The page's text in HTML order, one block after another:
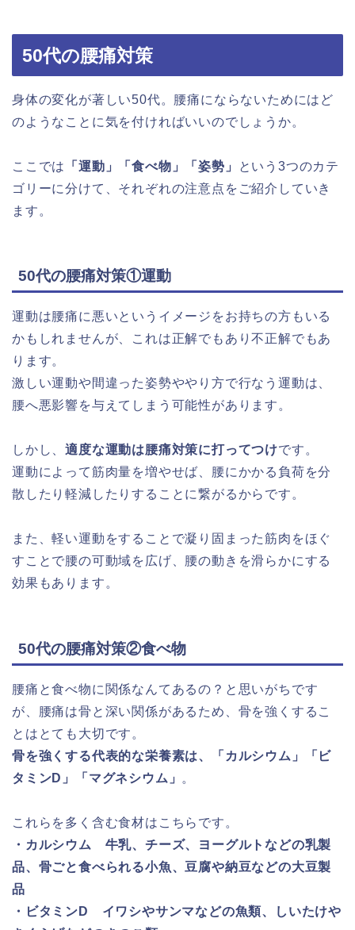
50代の腰痛対策
身体の変化が著しい50代。腰痛にならないためにはど
のようなことに気を付ければいいのでしょうか。
ここでは 「運動」「食べ物」「姿勢」
という3つのカテ
ゴリーに分けて、それぞれの注意点をご紹介していき
ます。
50代の腰痛対策①運動
運動は腰痛に悪いというイメージをお持ちの方もいる
かもしれませんが、これは正解でもあり不正解でもあ
ります。
激しい運動や間違った姿勢ややり方で行なう運動は、
腰へ悪影響を与えてしまう可能性があります。
しかし、適度な運動は腰痛対策に打ってつけです。
運動によって筋肉量を増やせば、腰にかかる負荷を分
散したり軽減したりすることに繋がるからです。
また、軽い運動をすることで凝り固まった筋肉をほぐ
すことで腰の可動域を広げ、腰の動きを滑らかにする
効果もあります。
50代の腰痛対策②食べ物
腰痛と食べ物に関係なんてあるの？と思いがちです
が、腰痛は骨と深い関係があるため、骨を強くするこ
とはとても大切です。
骨を強くする代表的な栄養素は、「カルシウム」「ビ
タミンD」「マグネシウム」 。
これらを多く含む食材はこちらです。
・カルシウム 牛乳、チーズ、ヨーグルトなどの乳製
品、骨ごと食べられる小魚、豆腐や納豆などの大豆製
品
・ビタミンD イワシやサンマなどの魚類、しいたけや